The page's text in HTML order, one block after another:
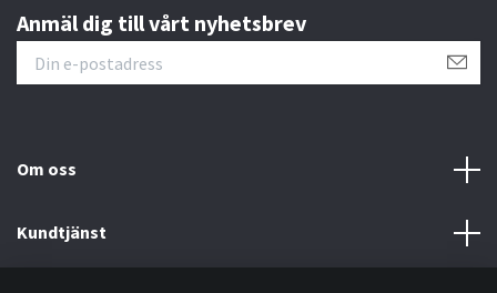
Anmäl dig till vårt nyhetsbrev
Om oss
Kundtjänst